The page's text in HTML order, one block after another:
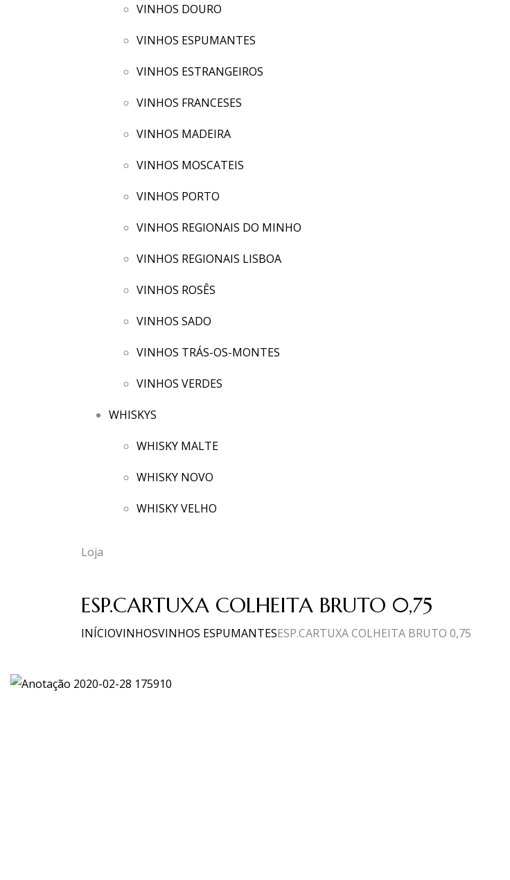
VINHOS DOURO
VINHOS ESPUMANTES
VINHOS ESTRANGEIROS
VINHOS FRANCESES
VINHOS MADEIRA
VINHOS MOSCATEIS
VINHOS PORTO
VINHOS REGIONAIS DO MINHO
VINHOS REGIONAIS LISBOA
VINHOS ROSÊS
VINHOS SADO
VINHOS TRÁS-OS-MONTES
VINHOS VERDES
WHISKYS
WHISKY MALTE
WHISKY NOVO
WHISKY VELHO
Loja
ESP.CARTUXA COLHEITA BRUTO 0,75
INÍCIOVINHOSVINHOS ESPUMANTESESP.CARTUXA COLHEITA BRUTO 0,75